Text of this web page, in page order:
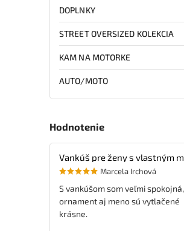
DOPLNKY
STREET OVERSIZED KOLEKCIA
KAM NA MOTORKE
AUTO/MOTO
Hodnotenie
Marcela Irchová
S vankúšom som veľmi spokojná,
ornament aj meno sú vytlačené
krásne.